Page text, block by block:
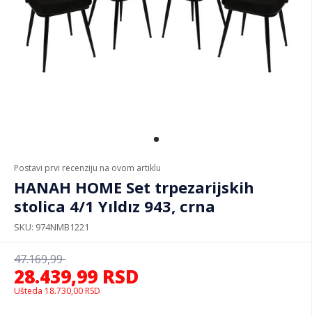
Postavi prvi recenziju na ovom artiklu
HANAH HOME Set trpezarijskih
stolica 4/1 Yıldız 943, crna
SKU 974NMB1221
28.439,99 RSD
47.169,99
Ušteda 18.730,00 RSD